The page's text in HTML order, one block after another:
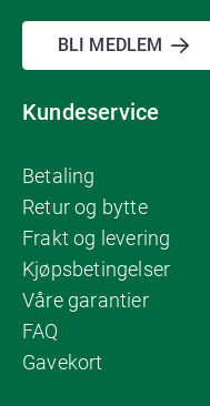
BLI MEDLEM
Kundeservice
Betaling
Retur og bytte
Frakt og levering
Kjøpsbetingelser
Våre garantier
FAQ
Gavekort